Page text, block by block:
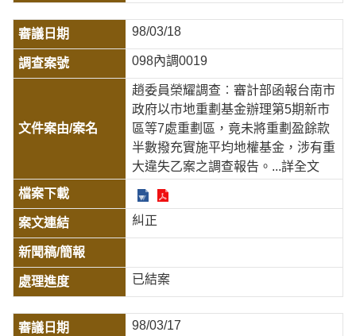
98/03/18
098內調0019
趙委員榮耀調查︰審計部函報台南市
政府以市地重劃基金辦理第5期新市
區等7處重劃區，竟未將重劃盈餘款
半數撥充實施平均地權基金，涉有重
大違失乙案之調查報告。 ...詳全文
糾正
已結案
98/03/17